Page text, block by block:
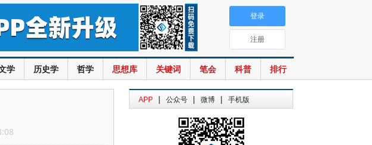
学 历史学 哲学 思想库 关键词 笔会 科普 排行
登录
注册
APP | 公众号 | 微博 | 手机版